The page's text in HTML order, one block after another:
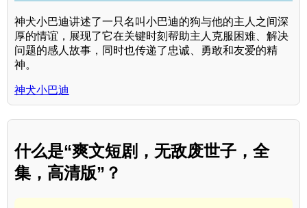
神犬小巴迪讲述了一只名叫小巴迪的狗与他的主人之间深
厚的情谊，展现了它在关键时刻帮助主人克服困难、解决
问题的感人故事，同时也传递了忠诚、勇敢和友爱的精
神。
神犬小巴迪
什么是“爽文短剧，无敌废世子，全
集，高清版”？